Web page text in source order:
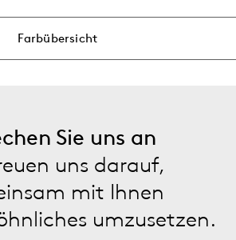
Farbübersicht
Sie uns an
uns darauf,
mit Ihnen
umzusetzen.